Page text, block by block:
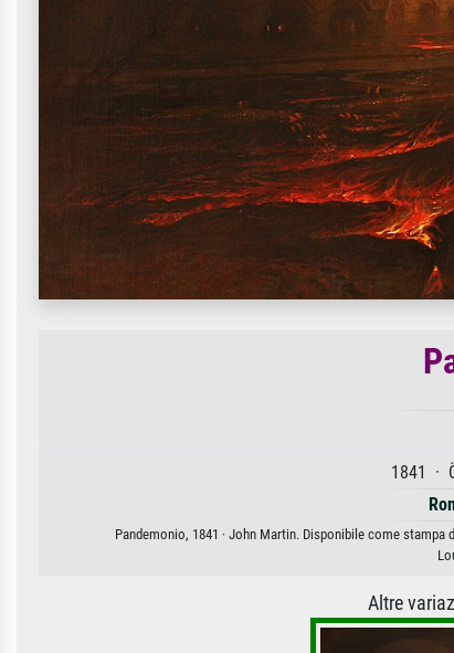
1841 ·
Pandemonio, 1841 · John Martin. Disponibile come
Altre